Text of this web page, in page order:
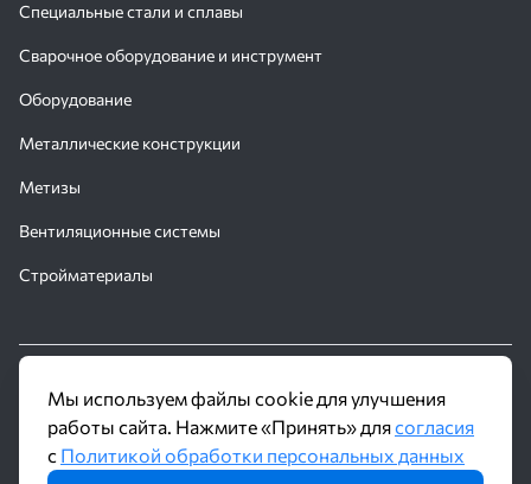
Специальные стали и сплавы
Сварочное оборудование и инструмент
Оборудование
Металлические конструкции
Метизы
Вентиляционные системы
Стройматериалы
© 2016 - 2026 Производственное объединение «Трубное
Решение»
Политика обработки персональных данных
Мы используем файлы cookie для улучшения
работы сайта. Нажмите «Принять» длясогласия
с Политикой обработки персональных данных